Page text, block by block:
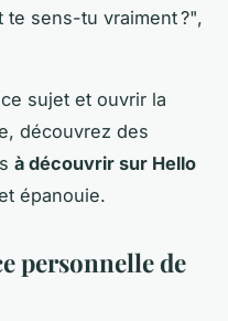
sens-tu vraiment ?",
sujet et ouvrir la
découvrez des
à découvrir sur Hello
épanouie.
personnelle de